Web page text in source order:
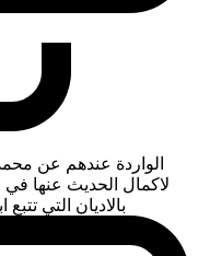
الواردة عندهم عن
لاكمال الحديث عنها في
بالاديان التي